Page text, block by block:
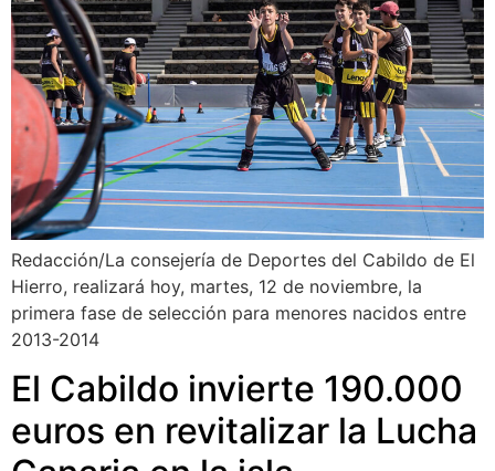
Redacción/La consejería de Deportes del Cabildo de El
Hierro, realizará hoy, martes, 12 de noviembre, la
primera fase de selección para menores nacidos entre
2013-2014
El Cabildo invierte 190.000
euros en revitalizar la Lucha